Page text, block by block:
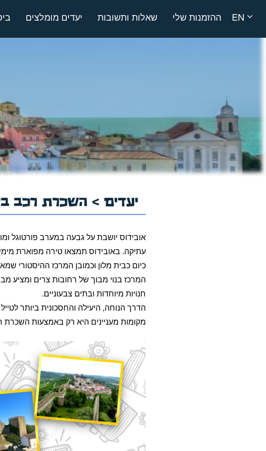
יעדים מומלצים שאלות ותשובות ההזמנות שלי EN
יעדים > השכרת רכב
אובידוס יושבת על גבעה במערב פורטוגל
עתיקה. באובידוס תמצאו טירה מפוארת
כיום כבית מלון וכמובן המרכז ההיסטורי
המרכז בנוי מבוך של רחובות צרים ומציע
חנויות מיוחדות ובתים צבעוניים.
הדרך הנוחה, היעילה והחסכונית ביותר
מקומות מעניינים היא רק באמצעות השכרת